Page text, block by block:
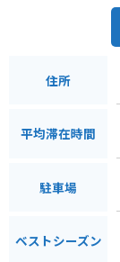
住所
平均滞在時間
駐車場
ベストシーズン